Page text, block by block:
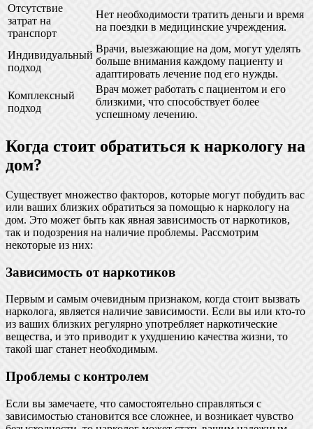
Отсутствие
затрат на
транспорт
Нет необходимости тратить деньги и время
на поездки в медицинские учреждения.
Индивидуальный
подход
Врачи, выезжающие на дом, могут уделять
больше внимания каждому пациенту и
адаптировать лечение под его нужды.
Комплексный
подход
Врач может работать с пациентом и его
близкими, что способствует более
успешному лечению.
Когда стоит обратиться к наркологу на
дом?
Существует множество факторов, которые могут побудить вас
или ваших близких обратиться за помощью к наркологу на
дом. Это может быть как явная зависимость от наркотиков,
так и подозрения на наличие проблемы. Рассмотрим
некоторые из них:
Зависимость от наркотиков
Первым и самым очевидным признаком, когда стоит вызвать
нарколога, является наличие зависимости. Если вы или кто-то
из ваших близких регулярно употребляет наркотические
вещества, и это приводит к ухудшению качества жизни, то
такой шаг станет необходимым.
Проблемы с контролем
Если вы замечаете, что самостоятельно справляться с
зависимостью становится все сложнее, и возникает чувство